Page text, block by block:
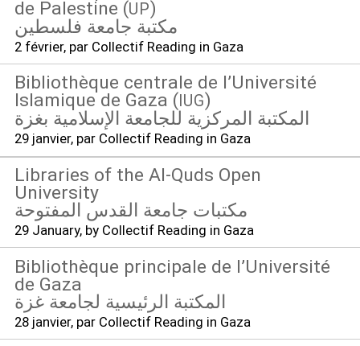
de Palestine (UP)
مكتبة جامعة فلسطين
2 février, par Collectif Reading in Gaza
Bibliothèque centrale de l’Université
Islamique de Gaza ( IUG)
المكتبة المركزية للجامعة الإسلامية بغزة
29 janvier, par Collectif Reading in Gaza
Libraries of the Al-Quds Open
University
مكتبات جامعة القدس المفتوحة
29 January, by Collectif Reading in Gaza
Bibliothèque principale de l’Université
de Gaza
المكتبة الرئيسية لجامعة غزة
28 janvier, par Collectif Reading in Gaza